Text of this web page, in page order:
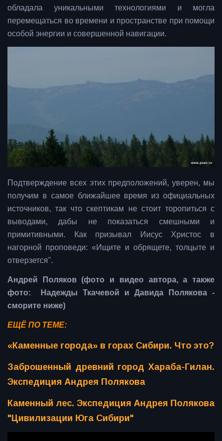
обладала уникальными технологиями и могла
перемещаться во времени и пространстве при помощи
особой энергии и совершенной навигации.
Подтверждение всех этих предположений, уверен, мы
получим в самое ближайшее время из официальных
источников, так что скептикам не стоит торопиться с
выводами, дабы не показаться смешными и
примитивными. Как призывал Иисус Христос в
нагорной проповеди: «Ищите и обрящете, толцыте и
отверзется".
Андрей Поляков (фото и видео автора, а также
фото: Надежды Ткачевой и Давида Полякова -
сморите ниже)
ЕЩЁ ПО ТЕМЕ:
«Каменные города» в горах Сибири. Что это?
Заброшенный древний город Хараба-Гилан.
Экспедиция Андрея Полякова
Каменный лес. Экспедиция Андрея Полякова
"Цивилизации Юга Сибири"